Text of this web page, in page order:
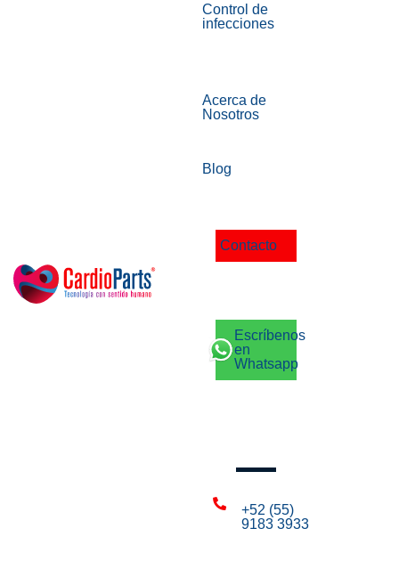
Control de
infecciones
Acerca de
Nosotros
Blog
Contacto
Escríbenos
en
Whatsapp
+52 (55)
9183 3933